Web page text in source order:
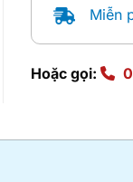
Miễn
Hoặc gọi: